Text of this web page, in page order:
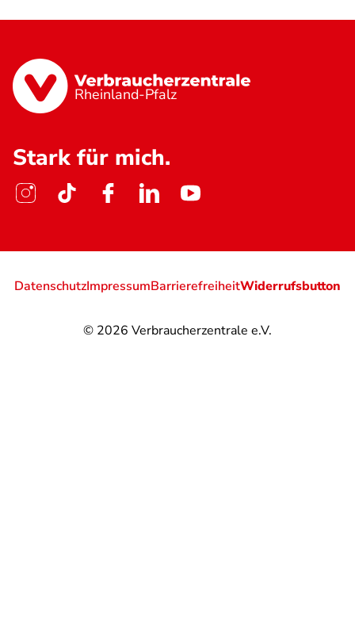
Rheinland-Pfalz
Stark für mich.
© 2026 Verbraucherzentrale e.V.
DatenschutzImpressumBarrierefreiheitWiderrufsbutton